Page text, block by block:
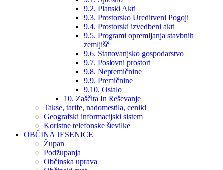
9.2. Planski Akti
9.3. Prostorsko Ureditveni Pogoji
9.4. Prostorski izvedbeni akti
9.5. Programi opremljanja stavbnih
zemljišč
9.6. Stanovanjsko gospodarstvo
9.7. Poslovni prostori
9.8. Nepremičnine
9.9. Premičnine
9.10. Ostalo
10. Zaščita In Reševanje
Takse, tarife, nadomestila, ceniki
Geografski informacijski sistem
Koristne telefonske številke
OBČINA JESENICE
Župan
Podžupanja
Občinska uprava